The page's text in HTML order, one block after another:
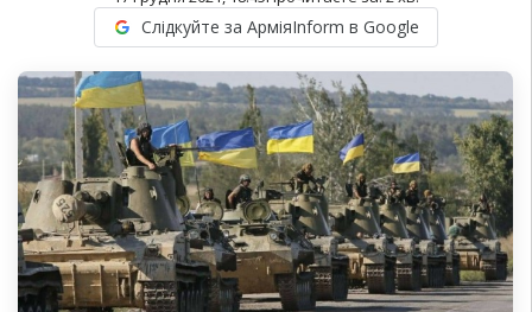
Слідкуйте за АрміяInform в Google